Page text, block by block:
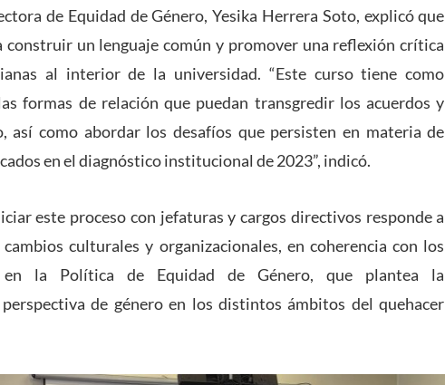
de Equidad de Género, Yesika Herrera Soto, explicó que
construir un lenguaje común y promover una reflexión crítica
al interior de la universidad. “Este curso tiene como
formas de relación que puedan transgredir los acuerdos y
así como abordar los desafíos que persisten en materia de
en el diagnóstico institucional de 2023”, indicó.
este proceso con jefaturas y cargos directivos responde a
culturales y organizacionales, en coherencia con los
en la Política de Equidad de Género, que plantea la
de género en los distintos ámbitos del quehacer